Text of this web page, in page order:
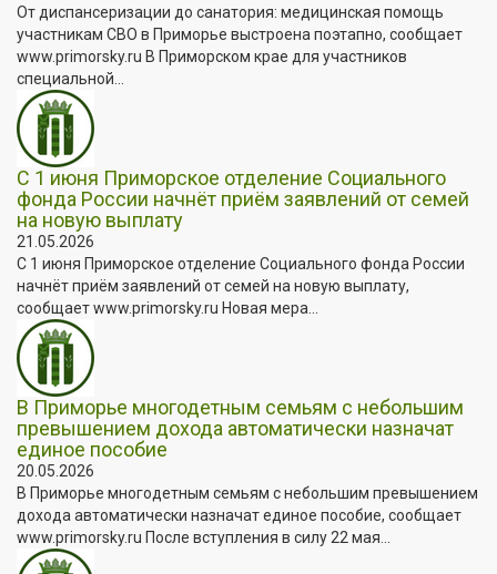
От диспансеризации до санатория: медицинская помощь
участникам СВО в Приморье выстроена поэтапно, сообщает
www.primorsky.ru В Приморском крае для участников
специальной...
С 1 июня Приморское отделение Социального
фонда России начнёт приём заявлений от семей
на новую выплату
21.05.2026
С 1 июня Приморское отделение Социального фонда России
начнёт приём заявлений от семей на новую выплату,
сообщает www.primorsky.ru Новая мера...
В Приморье многодетным семьям с небольшим
превышением дохода автоматически назначат
единое пособие
20.05.2026
В Приморье многодетным семьям с небольшим превышением
дохода автоматически назначат единое пособие, сообщает
www.primorsky.ru После вступления в силу 22 мая...